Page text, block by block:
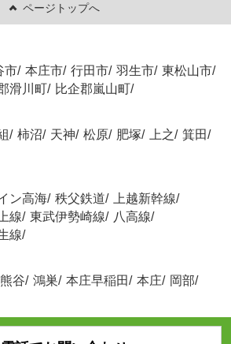
ページトップへ
市/ 本庄市/ 行田市/ 羽生市/ 東松山市/
滑川町/ 比企郡嵐山町/
/ 柿沼/ 天神/ 松原/ 肥塚/ 上之/ 箕田/
ン高海/ 秩父鉄道/ 上越新幹線/
線/ 東武伊勢崎線/ 八高線/
線/
熊谷/ 鴻巣/ 本庄早稲田/ 本庄/ 岡部/